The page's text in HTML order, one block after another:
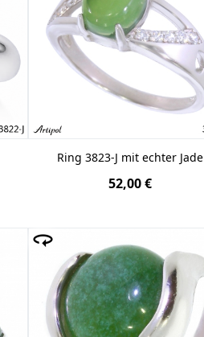
Ring 3823-J mit echter Jade
52,00 €